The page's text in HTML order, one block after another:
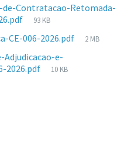
arquivo:
de-Contratacao-Retomada-
Tamanho
arquivo:
93 KB
CE-006-2026.pdf
Tamanho
2 MB
e-
2026.pdf
Tamanho
10 KB